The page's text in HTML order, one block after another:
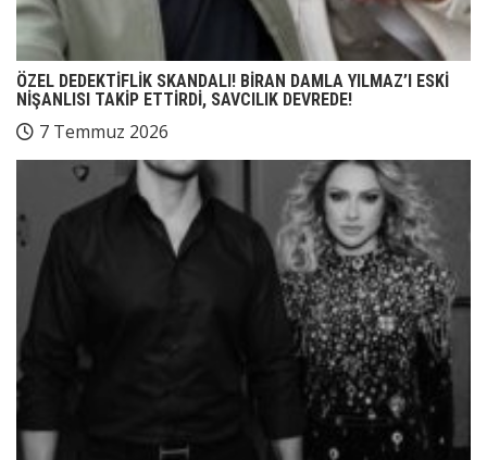
ÖZEL DEDEKTİFLİK SKANDALI! BİRAN DAMLA YILMAZ’I ESKİ
NİŞANLISI TAKİP ETTİRDİ, SAVCILIK DEVREDE!
7 Temmuz 2026